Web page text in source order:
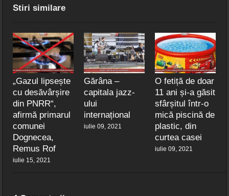
Stiri similare
„Gazul lipsește
cu desăvârșire
din PNRR“,
afirmă primarul
comunei
Dognecea,
Remus Rof
iulie 15, 2021
Gărâna –
capitala jazz-
ului
internațional
iulie 09, 2021
O fetiță de doar
11 ani și-a găsit
sfârșitul într-o
mică piscină de
plastic, din
curtea casei
iulie 09, 2021